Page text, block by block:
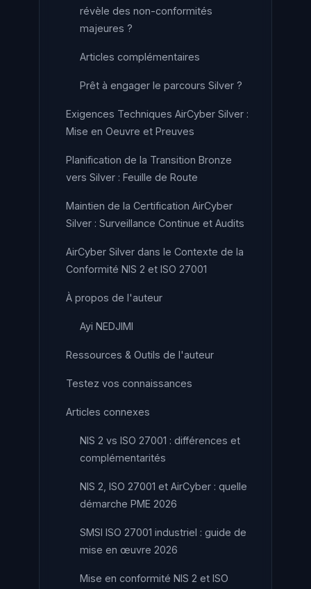
révèle des non-conformités
majeures ?
Articles complémentaires
Prêt à engager le parcours Silver ?
Exigences Techniques AirCyber Silver :
Mise en Oeuvre et Preuves
Planification de la Transition Bronze
vers Silver : Feuille de Route
Maintien de la Certification AirCyber
Silver : Surveillance Continue et Audits
AirCyber Silver dans le Contexte de la
Conformité NIS 2 et ISO 27001
À propos de l'auteur
Ayi NEDJIMI
Ressources & Outils de l'auteur
Testez vos connaissances
Articles connexes
NIS 2 vs ISO 27001 : différences et
complémentarités
NIS 2, ISO 27001 et AirCyber : quelle
démarche PME 2026
SMSI ISO 27001 industriel : guide de
mise en œuvre 2026
Mise en conformité NIS 2 et ISO